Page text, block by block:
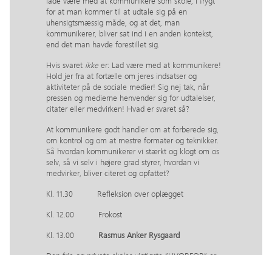
for at man kommer til at udtale sig på en
uhensigtsmæssig måde, og at det, man
kommunikerer, bliver sat ind i en anden kontekst,
end det man havde forestillet sig.
Hvis svaret ikke er: Lad være med at kommunikere!
Hold jer fra at fortælle om jeres indsatser og
aktiviteter på de sociale medier! Sig nej tak, når
pressen og medierne henvender sig for udtalelser,
citater eller medvirken! Hvad er svaret så?
At kommunikere godt handler om at forberede sig,
om kontrol og om at mestre formater og teknikker.
Så hvordan kommunikerer vi stærkt og klogt om os
selv, så vi selv i højere grad styrer, hvordan vi
medvirker, bliver citeret og opfattet?
Kl. 11.30 Refleksion over oplægget
Kl. 12.00 Frokost
Kl. 13.00 Rasmus Anker Rysgaard